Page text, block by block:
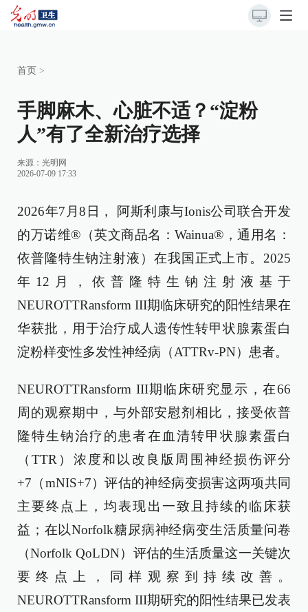
首页 >
手脚麻木、心脏不适？“淀粉
人”有了全新治疗选择
来源： 光明网
2026-07-09 17:33
2026年7月8日， 阿斯利康与Ionis公司联合开发
的万诺维®（英文商品名：Wainua®，通用名：
依普隆特生钠注射液）在我国正式上市。2025
年12月，依普隆特生钠注射液基于
NEUROTTRansform III期临床研究的阳性结果在
华获批，用于治疗成人遗传性转甲状腺素蛋白
淀粉样变性多发性神经病（ATTRv-PN）患者。
NEUROTTRansform III期临床研究显示，在66
周的观察期中，与外部安慰剂相比，接受依普
隆特生钠治疗的患者在血清转甲状腺素蛋白
（TTR）浓度和以改良版周围神经损伤评分
+7（mNIS+7）评估的神经病变损害这两项共同
主要终点上，均表现出一致且持续的临床获
益；在以Norfolk糖尿病神经病变生活质量问卷
（Norfolk QoLDN）评估的生活质量这一关键次
要终点上，同样观察到持续改善。
NEUROTTRansform III期研究的阳性结果已发表